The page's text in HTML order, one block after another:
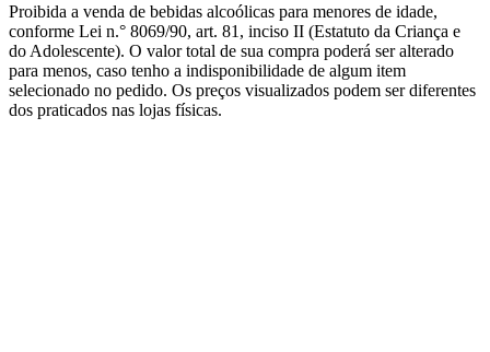
Proibida a venda de bebidas alcoólicas para menores de idade,
conforme Lei n.° 8069/90, art. 81, inciso II (Estatuto da Criança e
do Adolescente). O valor total de sua compra poderá ser alterado
para menos, caso tenho a indisponibilidade de algum item
selecionado no pedido. Os preços visualizados podem ser diferentes
dos praticados nas lojas físicas.